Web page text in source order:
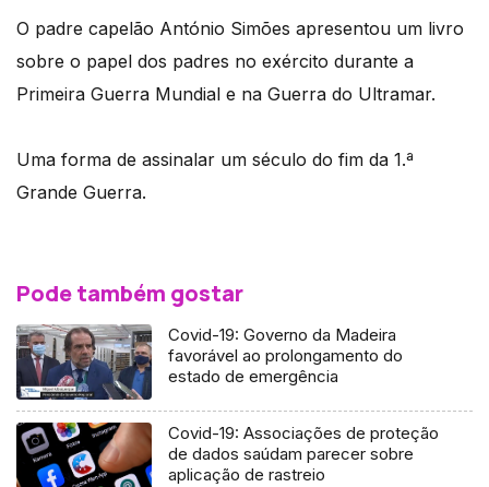
O padre capelão António Simões apresentou um livro
sobre o papel dos padres no exército durante a
Primeira Guerra Mundial e na Guerra do Ultramar.
Uma forma de assinalar um século do fim da 1.ª
Grande Guerra.
Pode também gostar
Covid-19: Governo da Madeira
favorável ao prolongamento do
estado de emergência
Covid-19: Associações de proteção
de dados saúdam parecer sobre
aplicação de rastreio